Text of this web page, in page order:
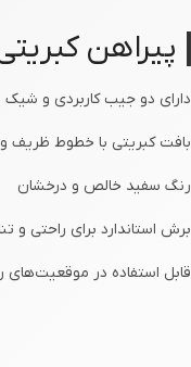
پیراهن
دارای دو جیب کاربردی و شیک
بافت کبریتی با خطوط ظریف
رنگ سفید خالص و درخشان
برش استاندارد برای راحتی و
قابل استفاده در